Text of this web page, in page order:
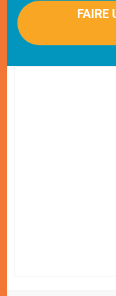
FAIRE